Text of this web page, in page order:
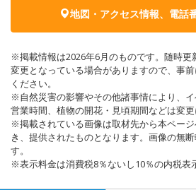
地図・アクセス情報、電話
※掲載情報は2026年6月のものです。随時更
変更となっている場合がありますので、事
ください。
※自然災害の影響やその他諸事情により、
営業時間、植物の開花・見頃期間などは変更
※掲載されている画像は取材先から本ペー
き、提供されたものとなります。画像の無
す。
※表示料金は消費税8％ないし10％の内税表